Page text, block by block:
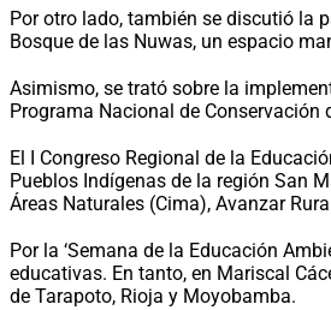
Por otro lado, también se discutió la
Bosque de las Nuwas, un espacio
Asimismo, se trató sobre la
Programa Nacional de
El I Congreso Regional de la
Pueblos Indígenas de la región San
Áreas Naturales (Cima), Avanzar
Por la ‘Semana de la Educación
educativas. En tanto, en Mariscal
de Tarapoto, Rioja y Moyobamba.